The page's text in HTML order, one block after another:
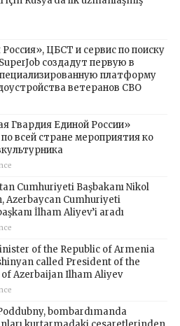
ЦБСТ и сервис по поиску
создадут первую в
платформу
ветеранов СВО
Гвардия Единой России»
всей стране мероприятия ко
Cumhuriyeti Başbakanı Nikol
Azerbaycan Cumhuriyeti
İlham Aliyev’i aradı
of the Republic of Armenia
called President of the
of Azerbaijan Ilham Aliyev
bombardımanda